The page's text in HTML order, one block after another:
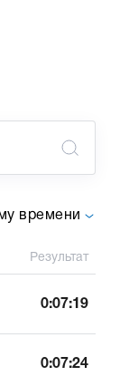
времени
Результат
0:07:19
0:07:24